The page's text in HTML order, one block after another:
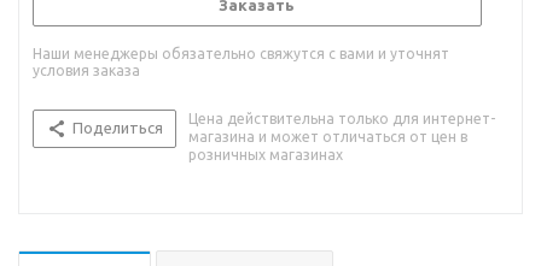
Заказать
Наши менеджеры обязательно свяжутся с вами и уточнят
условия заказа
Поделиться
Цена действительна только для интернет-
магазина и может отличаться от цен в
розничных магазинах